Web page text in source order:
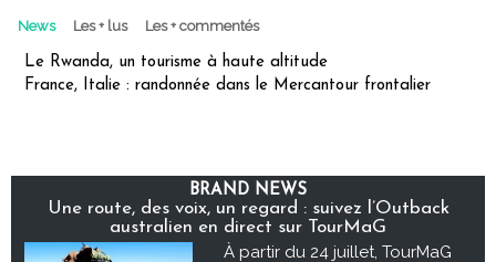
News Les + lus Les + commentés
Le Rwanda, un tourisme à haute altitude
France, Italie : randonnée dans le Mercantour frontalier
BRAND NEWS
Une route, des voix, un regard : suivez l’Outback
australien en direct sur TourMaG
À partir du 24 juillet, TourMaG